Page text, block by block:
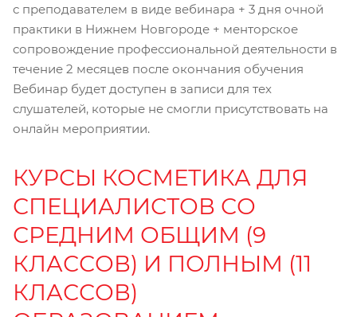
с преподавателем в виде вебинара + 3 дня очной
практики в Нижнем Новгороде + менторское
сопровождение профессиональной деятельности в
течение 2 месяцев после окончания обучения
Вебинар будет доступен в записи для тех
слушателей, которые не смогли присутствовать на
онлайн мероприятии.
КУРСЫ КОСМЕТИКА ДЛЯ
СПЕЦИАЛИСТОВ СО
СРЕДНИМ ОБЩИМ (9
КЛАССОВ) И ПОЛНЫМ (11
КЛАССОВ)